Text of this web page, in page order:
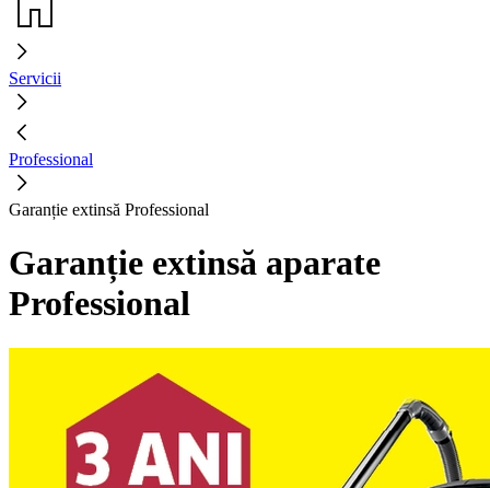
Servicii
Professional
Garanție extinsă Professional
Garanție extinsă aparate
Professional